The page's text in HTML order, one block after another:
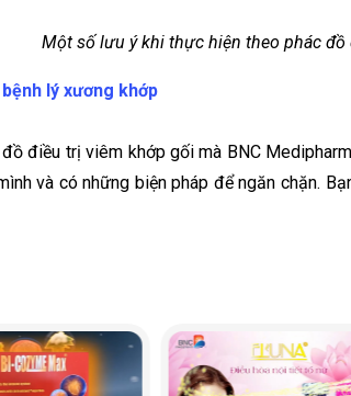
Một số lưu ý khi thực hiện theo phác
lý xương khớp
điều trị viêm khớp gối mà BNC
và có những biện pháp để ngăn chặn.